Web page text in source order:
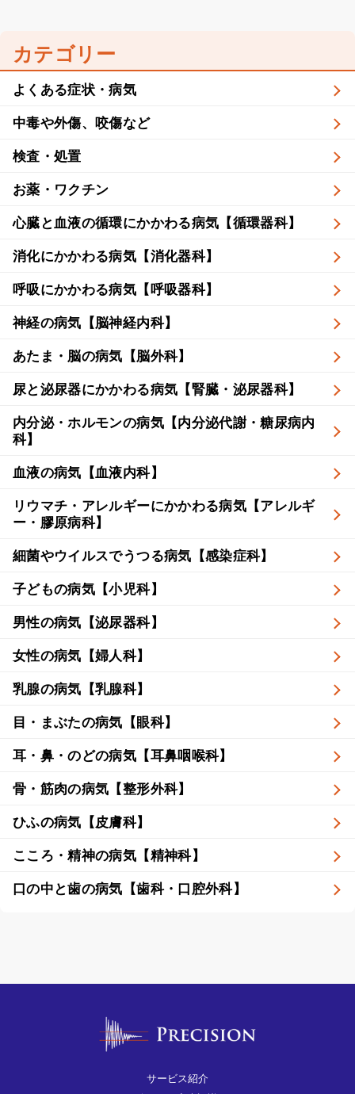
カテゴリー
よくある症状・病気
中毒や外傷、咬傷など
検査・処置
お薬・ワクチン
心臓と血液の循環にかかわる病気【循環器科】
消化にかかわる病気【消化器科】
呼吸にかかわる病気【呼吸器科】
神経の病気【脳神経内科】
あたま・脳の病気【脳外科】
尿と泌尿器にかかわる病気【腎臓・泌尿器科】
内分泌・ホルモンの病気【内分泌代謝・糖尿病内
科】
血液の病気【血液内科】
リウマチ・アレルギーにかかわる病気【アレルギ
ー・膠原病科】
細菌やウイルスでうつる病気【感染症科】
子どもの病気【小児科】
男性の病気【泌尿器科】
女性の病気【婦人科】
乳腺の病気【乳腺科】
目・まぶたの病気【眼科】
耳・鼻・のどの病気【耳鼻咽喉科】
骨・筋肉の病気【整形外科】
ひふの病気【皮膚科】
こころ・精神の病気【精神科】
口の中と歯の病気【歯科・口腔外科】
サービス紹介